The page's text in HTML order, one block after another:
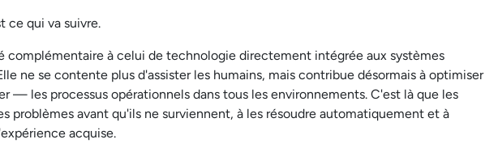
ce qui va suivre.
complémentaire à celui de technologie directement intégrée aux systèmes
ne se contente plus d'assister les humains, mais contribue désormais à optimiser
— les processus opérationnels dans tous les environnements. C'est là que les
problèmes avant qu'ils ne surviennent, à les résoudre automatiquement et à
acquise.